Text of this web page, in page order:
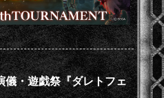
儀・遊戯祭『ダレトフェ